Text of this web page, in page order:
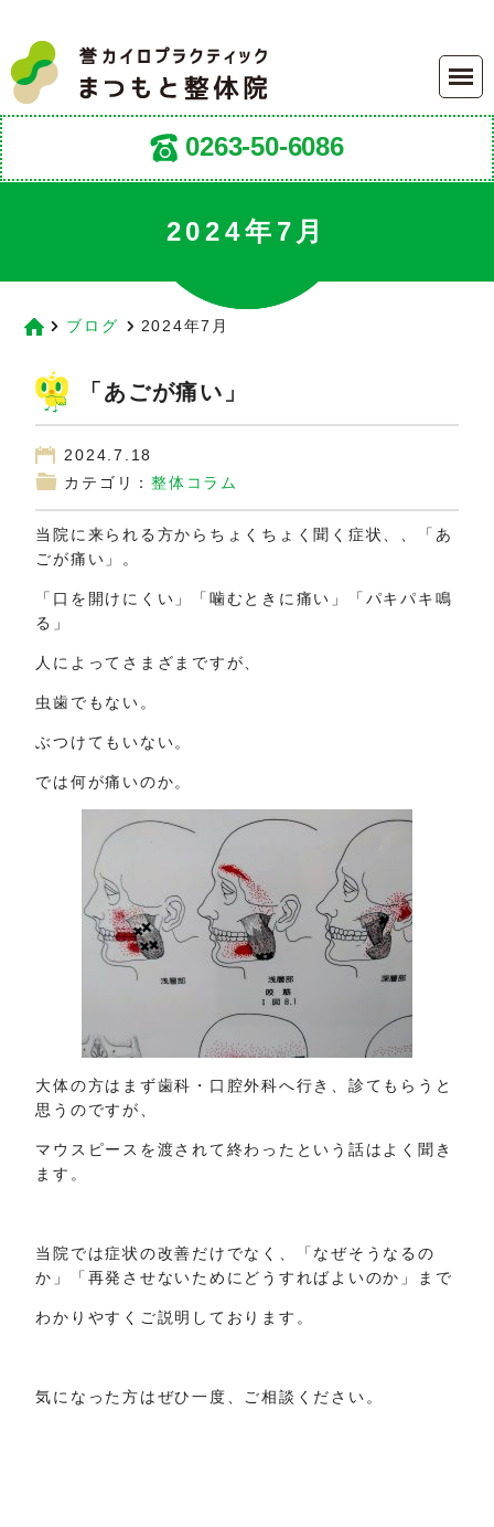
0263-50-6086
2024年7月
ブログ 2024年7月
「あごが痛い」
2024.7.18
カテゴリ：整体コラム
当院に来られる方からちょくちょく聞く症状、、「あ
ごが痛い」。
「口を開けにくい」「噛むときに痛い」「パキパキ鳴
る」
人によってさまざまですが、
虫歯でもない。
ぶつけてもいない。
では何が痛いのか。
大体の方はまず歯科・口腔外科へ行き、診てもらうと
思うのですが、
マウスピースを渡されて終わったという話はよく聞き
ます。
当院では症状の改善だけでなく、「なぜそうなるの
か」「再発させないためにどうすればよいのか」まで
わかりやすくご説明しております。
気になった方はぜひ一度、ご相談ください。